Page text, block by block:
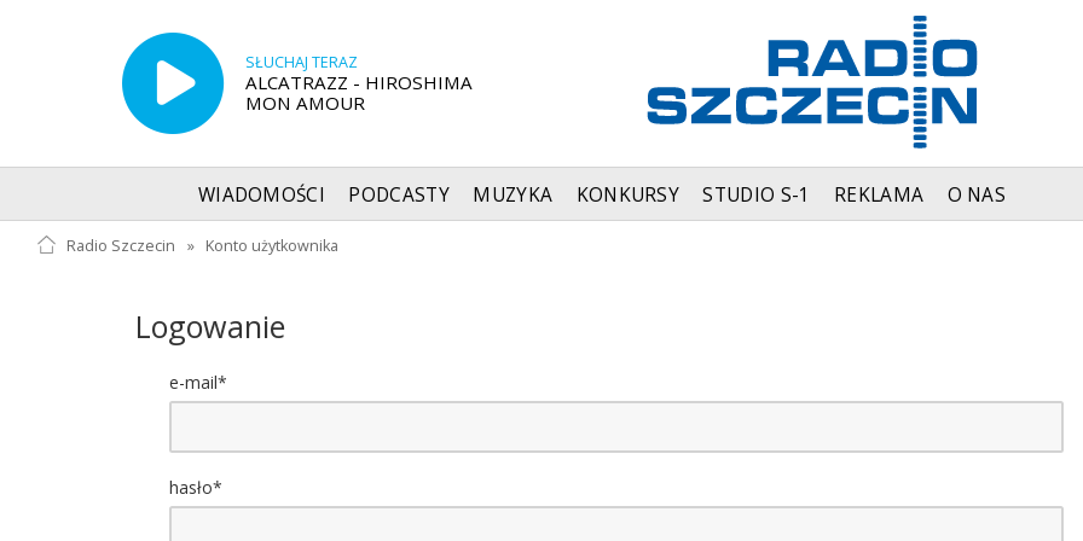
SŁUCHAJ TERAZ
ALCATRAZZ - HIROSHIMA
MON AMOUR
WIADOMOŚCI PODCASTY MUZYKA KONKURSY STUDIO S-1 REKLAMA O NAS
Radio Szczecin » Konto użytkownika
Logowanie
e-mail*
hasło*